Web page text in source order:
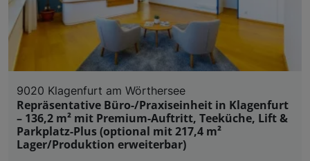
9020 Klagenfurt am Wörthersee
Repräsentative Büro-/Praxiseinheit in Klagenfurt
– 136,2 m² mit Premium-Auftritt, Teeküche, Lift &
Parkplatz-Plus (optional mit 217,4 m²
Lager/Produktion erweiterbar)